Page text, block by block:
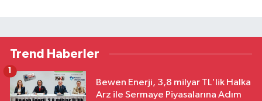
Trend Haberler
Bewen Enerji, 3,8 milyar TL'lik Halka
Arz ile Sermaye Piyasalarına Adım